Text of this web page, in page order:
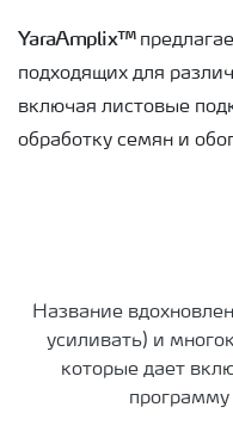
YaraAmplix™
подходящих для
включая листовые
обработку семян и
Название
усиливать) и
которые дает
программу